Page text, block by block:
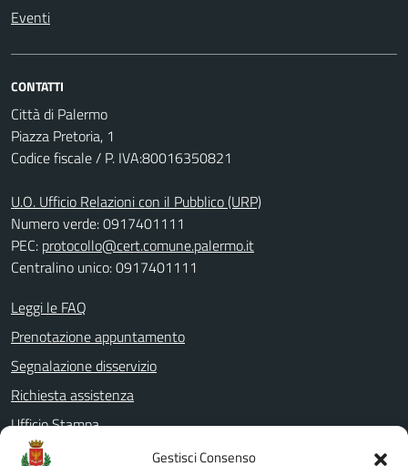
Gestisci Consenso
Eventi
CONTATTI
Città di Palermo
Piazza Pretoria, 1
Codice fiscale / P. IVA:80016350821
U.O. Ufficio Relazioni con il Pubblico (URP)
Numero verde: 0917401111
PEC: protocollo@cert.comune.palermo.it
Centralino unico: 0917401111
Leggi le FAQ
Prenotazione appuntamento
Segnalazione disservizio
Richiesta assistenza
Ufficio Stampa
Amministrazione Trasparente